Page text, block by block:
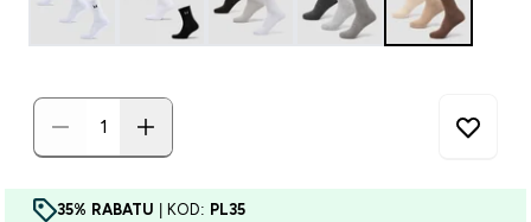
35% RABATU | KOD: PL35